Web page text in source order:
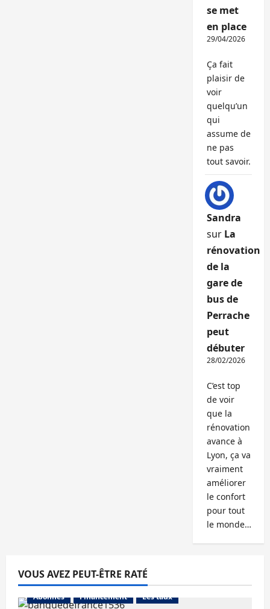
se met
en place
29/04/2026
Ça fait
plaisir de
voir
quelqu’un
qui
assume de
ne pas
tout savoir.
Sandra
sur La
rénovation
de la
gare de
bus de
Perrache
peut
débuter
28/02/2026
C’est top
de voir
que la
rénovation
avance à
Lyon, ça va
vraiment
améliorer
le confort
pour tout
le monde…
VOUS AVEZ PEUT-ÊTRE RATÉ
Abonnés Financement Les taux